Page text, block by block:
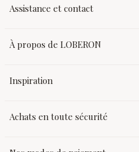
Assistance et contact
À propos de LOBERON
Inspiration
Achats en toute sécurité